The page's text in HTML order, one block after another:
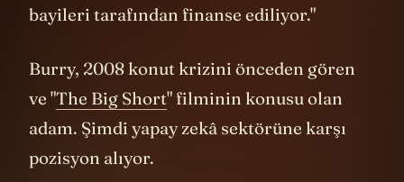
bayileri tarafından finanse ediliyor."
Burry, 2008 konut krizini önceden gören
ve "The Big Short" filminin konusu olan
adam. Şimdi yapay zekâ sektörüne karşı
pozisyon alıyor.